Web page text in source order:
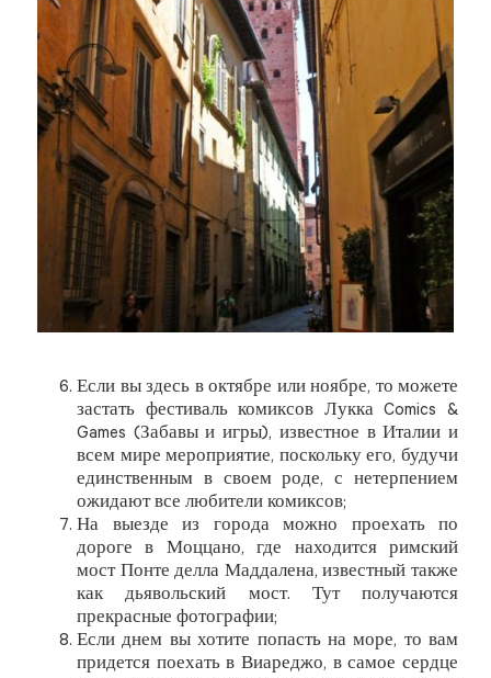
Если вы здесь в октябре или ноябре, то можете
застать фестиваль комиксов Лукка Comics &
Games (Забавы и игры), известное в Италии и
всем мире мероприятие, поскольку его, будучи
единственным в своем роде, с нетерпением
ожидают все любители комиксов;
На выезде из города можно проехать по
дороге в Моццано, где находится римский
мост Понте делла Маддалена, известный также
как дьявольский мост. Тут получаются
прекрасные фотографии;
Если днем вы хотите попасть на море, то вам
придется поехать в Виареджо, в самое сердце